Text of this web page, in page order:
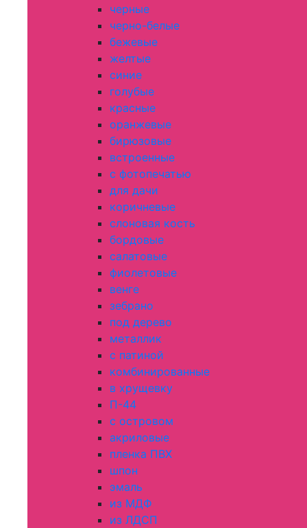
черные
черно-белые
бежевые
желтые
синие
голубые
красные
оранжевые
бирюзовые
встроенные
с фотопечатью
для дачи
коричневые
слоновая кость
бордовые
салатовые
фиолетовые
венге
зебрано
под дерево
металлик
с патиной
комбинированные
в хрущевку
П-44
с островом
акриловые
пленка ПВХ
шпон
эмаль
из МДФ
из ЛДСП